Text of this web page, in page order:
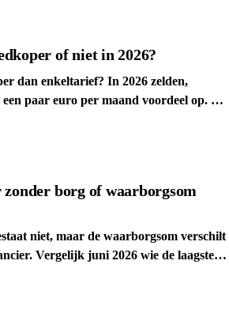
4 maanden gratis
Gratis E-thermostaat
of niet in 2026?
dan enkeltarief? In 2026 zelden,
paar euro per maand voordeel op. We
borg of waarborgsom
niet, maar de waarborgsom verschilt
Vergelijk juni 2026 wie de laagste